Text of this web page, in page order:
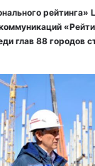
рейтинга»
глав 88 городов